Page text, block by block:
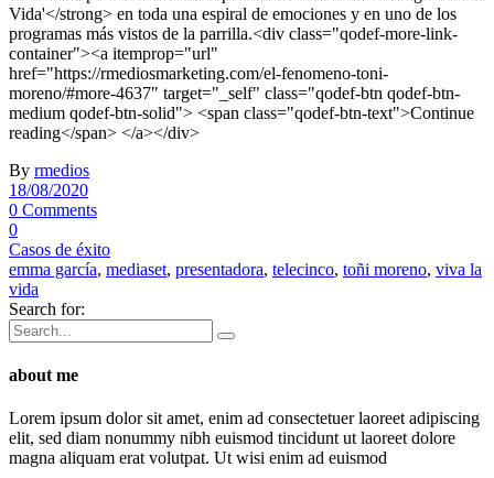
Vida'</strong> en toda una espiral de emociones y en uno de los
programas más vistos de la parrilla.<div class="qodef-more-link-
container"><a itemprop="url"
href="https://rmediosmarketing.com/el-fenomeno-toni-
moreno/#more-4637" target="_self" class="qodef-btn qodef-btn-
medium qodef-btn-solid"> <span class="qodef-btn-text">Continue
reading</span> </a></div>
By rmedios
18/08/2020
0 Comments
0
Casos de éxito
emma garcía, mediaset, presentadora, telecinco, toñi moreno, viva la
vida
Search for:
about me
Lorem ipsum dolor sit amet, enim ad consectetuer laoreet adipiscing
elit, sed diam nonummy nibh euismod tincidunt ut laoreet dolore
magna aliquam erat volutpat. Ut wisi enim ad euismod